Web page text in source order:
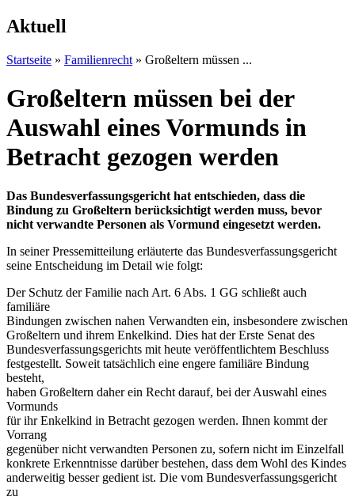
Aktuell
Startseite » Familienrecht » Großeltern müssen ...
Großeltern müssen bei der
Auswahl eines Vormunds in
Betracht gezogen werden
Das Bundesverfassungsgericht hat entschieden, dass die
Bindung zu Großeltern berücksichtigt werden muss, bevor
nicht verwandte Personen als Vormund eingesetzt werden.
In seiner Pressemitteilung erläuterte das Bundesverfassungsgericht
seine Entscheidung im Detail wie folgt:
Der Schutz der Familie nach Art. 6 Abs. 1 GG schließt auch
familiäre
Bindungen zwischen nahen Verwandten ein, insbesondere zwischen
Großeltern und ihrem Enkelkind. Dies hat der Erste Senat des
Bundesverfassungsgerichts mit heute veröffentlichtem Beschluss
festgestellt. Soweit tatsächlich eine engere familiäre Bindung
besteht,
haben Großeltern daher ein Recht darauf, bei der Auswahl eines
Vormunds
für ihr Enkelkind in Betracht gezogen werden. Ihnen kommt der
Vorrang
gegenüber nicht verwandten Personen zu, sofern nicht im Einzelfall
konkrete Erkenntnisse darüber bestehen, dass dem Wohl des Kindes
anderweitig besser gedient ist. Die vom Bundesverfassungsgericht
zu